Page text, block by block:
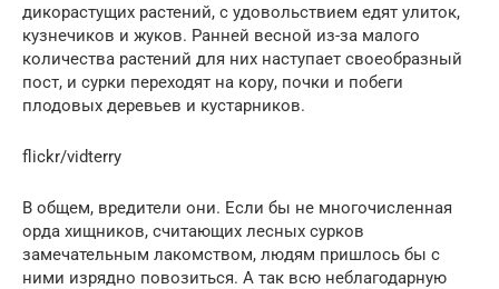
дикорастущих растений, с удовольствием едят улиток,
кузнечиков и жуков. Ранней весной из-за малого
количества растений для них наступает своеобразный
пост, и сурки переходят на кору, почки и побеги
плодовых деревьев и кустарников.
flickr/vidterry
В общем, вредители они. Если бы не многочисленная
орда хищников, считающих лесных сурков
замечательным лакомством, людям пришлось бы с
ними изрядно повозиться. А так всю неблагодарную